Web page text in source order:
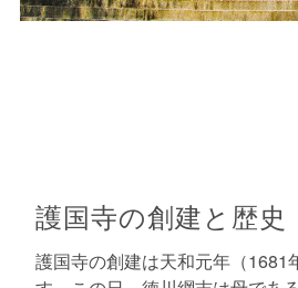
護国寺の創建と歴史
護国寺の創建は天和元年（1681